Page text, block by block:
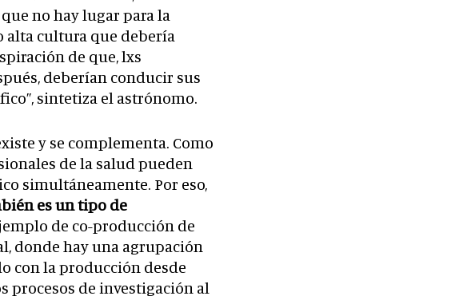
no hay lugar para la
alta cultura que debería
de que, lxs
deberían conducir sus
sintetiza el astrónomo.
y se complementa. Como
de la salud pueden
simultáneamente. Por eso,
es un tipo de
de co-producción de
donde hay una agrupación
con la producción desde
procesos de investigación al